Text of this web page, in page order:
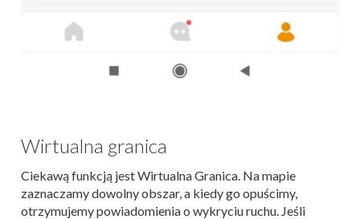
Wirtualna granica
Ciekawą funkcją jest Wirtualna Granica. Na mapie
zaznaczamy dowolny obszar, a kiedy go opuścimy,
otrzymujemy powiadomienia o wykryciu ruchu. Jeśli